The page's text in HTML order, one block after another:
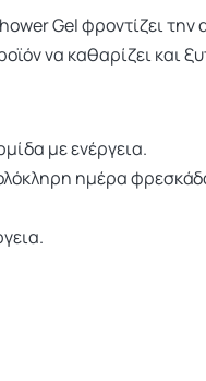
Gel φροντίζει
να καθαρίζει και
με ενέργεια.
ημέρα